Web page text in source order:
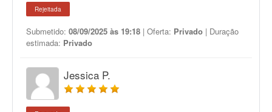
Rejeitada
Submetido: 08/09/2025 às 19:18 | Oferta: Privado | Duração
estimada: Privado
Jessica P.